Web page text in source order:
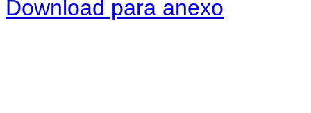
Download para anexo